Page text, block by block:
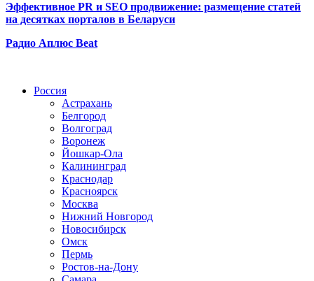
Эффективное PR и SEO продвижение: размещение статей
на десятках порталов в Беларуси
Радио Аплюс Beat
Россия
Астрахань
Белгород
Волгоград
Воронеж
Йошкар-Ола
Калининград
Краснодар
Красноярск
Москва
Нижний Новгород
Новосибирск
Омск
Пермь
Ростов-на-Дону